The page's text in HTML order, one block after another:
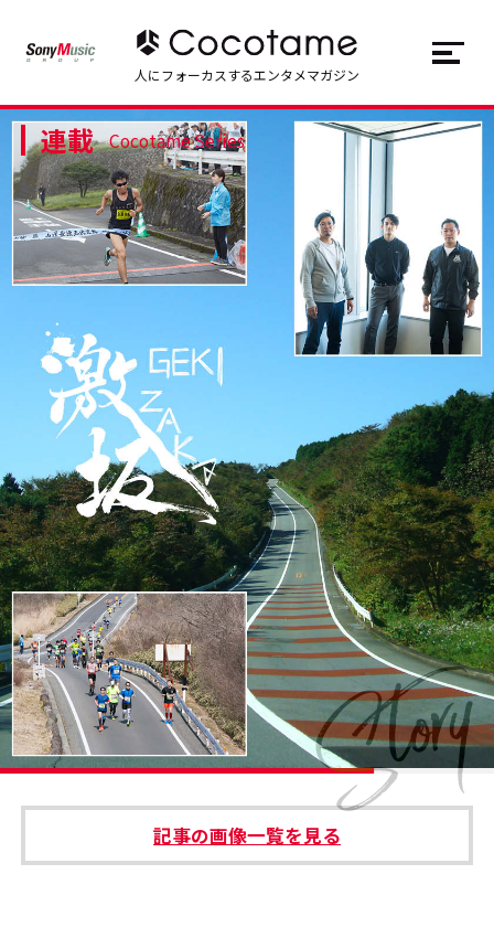
トップ Top
記事一覧 Articles
連載一覧 Series
Cocotameとは About
#エンタメ業界のちょっといい話
#サステナブルな取り組み #スタッフが語る
#リクルート
運営会社 プライバシーポリシー
本サイトご利用にあたって Cookie Settings
JP EN
人にフォーカスするエンタメマガジン
連載 Cocotame Series
記事の画像一覧を見る